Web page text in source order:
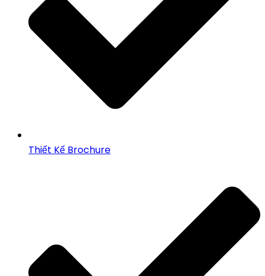
Thiết Kế Brochure